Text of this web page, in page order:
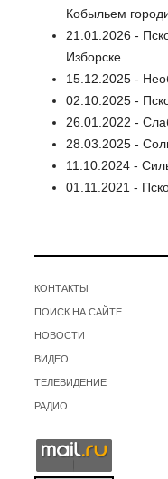
Кобыльем
21.01.2026 -
Изборске
15.12.2025 -
02.10.2025 -
26.01.2022 -
28.03.2025 -
11.10.2024 -
01.11.2021 -
КОНТАКТЫ
ПОИСК НА САЙТЕ
НОВОСТИ
ВИДЕО
ТЕЛЕВИДЕНИЕ
РАДИО